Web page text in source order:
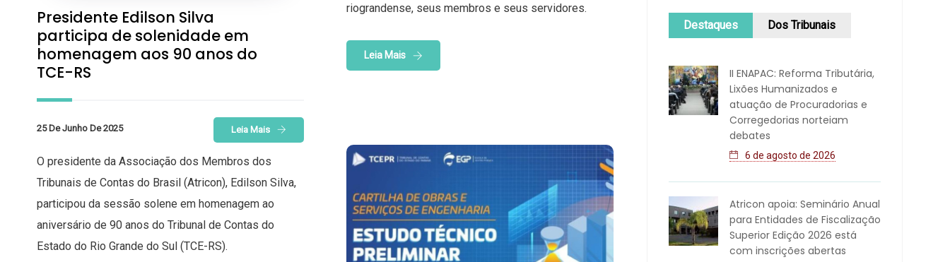
Presidente Edilson Silva
participa de solenidade em
homenagem aos 90 anos do
TCE-RS
25 De Junho De 2025 Leia Mais
O presidente da Associação dos Membros dos
Tribunais de Contas do Brasil (Atricon), Edilson Silva,
participou da sessão solene em homenagem ao
aniversário de 90 anos do Tribunal de Contas do
Estado do Rio Grande do Sul (TCE-RS).
riograndense, seus membros e seus servidores.
Leia Mais
Destaques Dos Tribunais
II ENAPAC: Reforma Tributária,
Lixões Humanizados e
atuação de Procuradorias e
Corregedorias norteiam
debates
6 de agosto de 2026
Atricon apoia: Seminário Anual
para Entidades de Fiscalização
Superior Edição 2026 está
com inscrições abertas